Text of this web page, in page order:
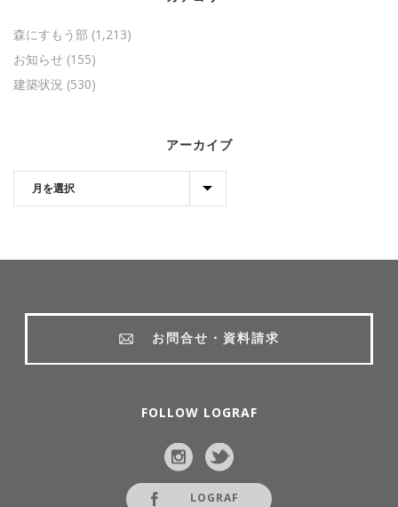
森にすもう部 (1,213)
お知らせ (155)
建築状況 (530)
アーカイブ
お問合せ・資料請求
FOLLOW LOGRAF
LOGRAF